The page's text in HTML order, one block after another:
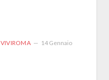
VIVIROMA 14 Gennaio